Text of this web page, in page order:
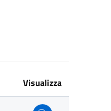
Visualizza